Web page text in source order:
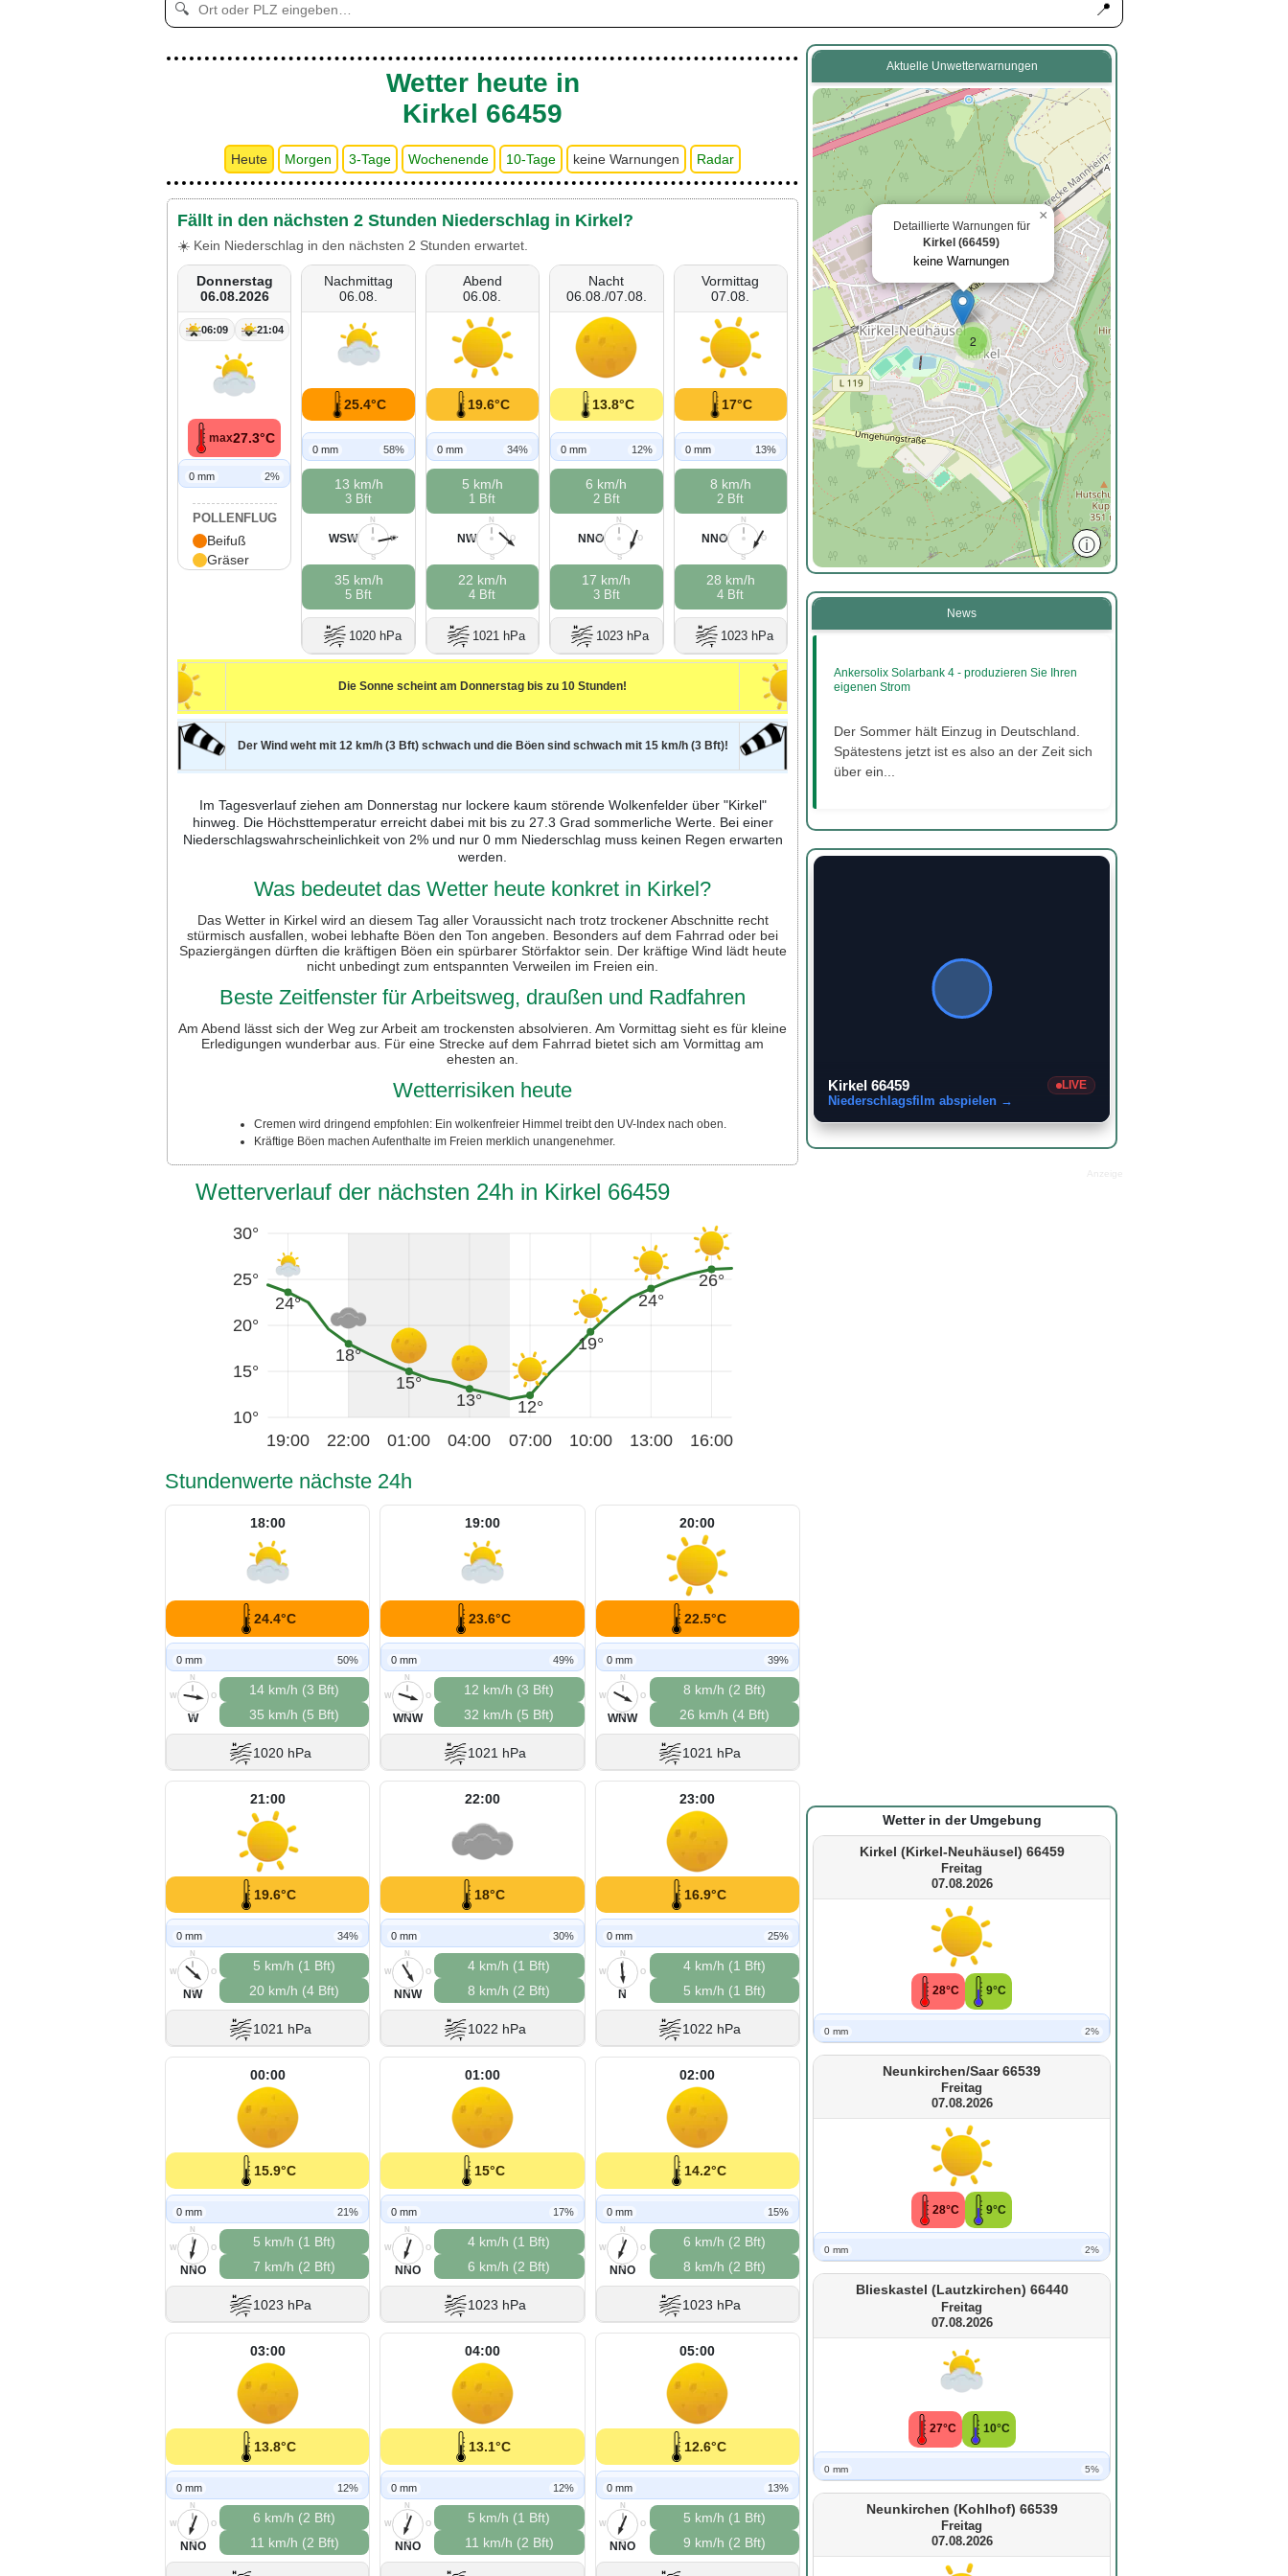
🔍 📍
Wetter heute in
Kirkel 66459
Heute Morgen 3-Tage Wochenende 10-Tage keine Warnungen Radar
Fällt in den nächsten 2 Stunden Niederschlag in Kirkel?
☀️ Kein Niederschlag in den nächsten 2 Stunden erwartet.
Donnerstag
06.08.2026
06:09 21:04
max27.3°C
0 mm 2%
POLLENFLUG
Beifuß
Gräser
Nachmittag
06.08.
25.4°C
0 mm 58%
13 km/h
3 Bft
N
O
S
W
WSW
35 km/h
5 Bft
1020 hPa
Abend
06.08.
19.6°C
0 mm 34%
5 km/h
1 Bft
N
O
S
W
NW
22 km/h
4 Bft
1021 hPa
Nacht
06.08./07.08.
13.8°C
0 mm 12%
6 km/h
2 Bft
N
O
S
W
NNO
17 km/h
3 Bft
1023 hPa
Vormittag
07.08.
17°C
0 mm 13%
8 km/h
2 Bft
N
O
S
W
NNO
28 km/h
4 Bft
1023 hPa
Die Sonne scheint am Donnerstag bis zu 10 Stunden!
Der Wind weht mit 12 km/h (3 Bft) schwach und die Böen sind schwach mit 15 km/h (3 Bft)!
Im Tagesverlauf ziehen am Donnerstag nur lockere kaum störende Wolkenfelder über "Kirkel"
hinweg. Die Höchsttemperatur erreicht dabei mit bis zu 27.3 Grad sommerliche Werte. Bei einer
Niederschlagswahrscheinlichkeit von 2% und nur 0 mm Niederschlag muss keinen Regen erwarten
werden.
Was bedeutet das Wetter heute konkret in Kirkel?
Das Wetter in Kirkel wird an diesem Tag aller Voraussicht nach trotz trockener Abschnitte recht
stürmisch ausfallen, wobei lebhafte Böen den Ton angeben. Besonders auf dem Fahrrad oder bei
Spaziergängen dürften die kräftigen Böen ein spürbarer Störfaktor sein. Der kräftige Wind lädt heute
nicht unbedingt zum entspannten Verweilen im Freien ein.
Beste Zeitfenster für Arbeitsweg, draußen und Radfahren
Am Abend lässt sich der Weg zur Arbeit am trockensten absolvieren. Am Vormittag sieht es für kleine
Erledigungen wunderbar aus. Für eine Strecke auf dem Fahrrad bietet sich am Vormittag am
ehesten an.
Wetterrisiken heute
Cremen wird dringend empfohlen: Ein wolkenfreier Himmel treibt den UV-Index nach oben.
Kräftige Böen machen Aufenthalte im Freien merklich unangenehmer.
Wetterverlauf der nächsten 24h in Kirkel 66459
10°
15°
20°
25°
30°
24°
18°
15°
13° 12°
19°
24°
26°
19:00 22:00 01:00 04:00 07:00 10:00 13:00 16:00
Stundenwerte nächste 24h
18:00
24.4°C
0 mm 50%
N
O
S
W
W
14 km/h (3 Bft)
35 km/h (5 Bft)
1020 hPa
19:00
23.6°C
0 mm 49%
N
O
S
W
WNW
12 km/h (3 Bft)
32 km/h (5 Bft)
1021 hPa
20:00
22.5°C
0 mm 39%
N
O
S
W
WNW
8 km/h (2 Bft)
26 km/h (4 Bft)
1021 hPa
21:00
19.6°C
0 mm 34%
N
O
S
W
NW
5 km/h (1 Bft)
20 km/h (4 Bft)
1021 hPa
22:00
18°C
0 mm 30%
N
O
S
W
NNW
4 km/h (1 Bft)
8 km/h (2 Bft)
1022 hPa
23:00
16.9°C
0 mm 25%
N
O
S
W
N
4 km/h (1 Bft)
5 km/h (1 Bft)
1022 hPa
00:00
15.9°C
0 mm 21%
N
O
S
W
NNO
5 km/h (1 Bft)
7 km/h (2 Bft)
1023 hPa
01:00
15°C
0 mm 17%
N
O
S
W
NNO
4 km/h (1 Bft)
6 km/h (2 Bft)
1023 hPa
02:00
14.2°C
0 mm 15%
N
O
S
W
NNO
6 km/h (2 Bft)
8 km/h (2 Bft)
1023 hPa
03:00
13.8°C
0 mm 12%
N
O
S
W
NNO
6 km/h (2 Bft)
11 km/h (2 Bft)
04:00
13.1°C
0 mm 12%
N
O
S
W
NNO
5 km/h (1 Bft)
11 km/h (2 Bft)
05:00
12.6°C
0 mm 13%
N
O
S
W
NNO
5 km/h (1 Bft)
9 km/h (2 Bft)
Aktuelle Unwetterwarnungen
2
Detaillierte Warnungen für
Kirkel (66459)
keine Warnungen
×
ⓘ
News
Ankersolix Solarbank 4 - produzieren Sie Ihren
eigenen Strom
Der Sommer hält Einzug in Deutschland.
Spätestens jetzt ist es also an der Zeit sich
über ein...
Kirkel 66459 LIVE
Niederschlagsfilm abspielen →
Wetter in der Umgebung
Kirkel (Kirkel-Neuhäusel) 66459
Freitag
07.08.2026
28°C 9°C
0 mm 2%
Neunkirchen/Saar 66539
Freitag
07.08.2026
28°C 9°C
0 mm 2%
Blieskastel (Lautzkirchen) 66440
Freitag
07.08.2026
27°C 10°C
0 mm 5%
Neunkirchen (Kohlhof) 66539
Freitag
07.08.2026